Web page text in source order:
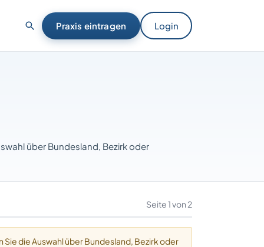
Praxis eintragen Login
über Bundesland, Bezirk oder
Seite 1 von 2
die Auswahl über Bundesland, Bezirk oder